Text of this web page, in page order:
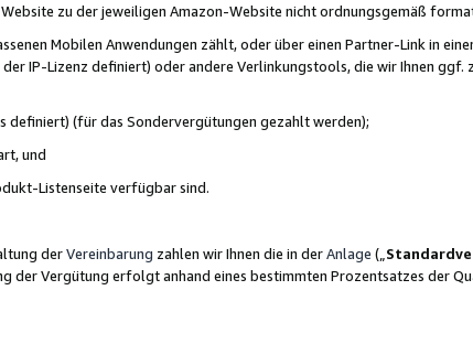
zu der jeweiligen Amazon-Website nicht ordnungsgemäß
Mobilen Anwendungen zählt, oder über einen Partner-Link in
IP-Lizenz definiert) oder andere Verlinkungstools, die wir Ihnen ggf.
definiert) (für das Sondervergütungen gezahlt werden);
und
Listenseite verfügbar sind.
derVereinbarung zahlen wir Ihnen die in derAnlage („
der Vergütung erfolgt anhand eines bestimmten Prozentsatzes der